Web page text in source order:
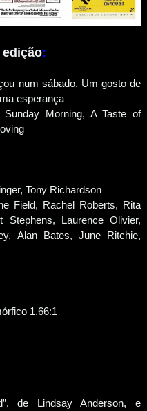
:
num sábado, Um gosto de
esperança
Morning, A Taste of
Tony Richardson
Field, Rachel Roberts, Rita
Stephens, Laurence Olivier,
Alan Bates, June Ritchie,
1.66:1
de Lindsay Anderson, e